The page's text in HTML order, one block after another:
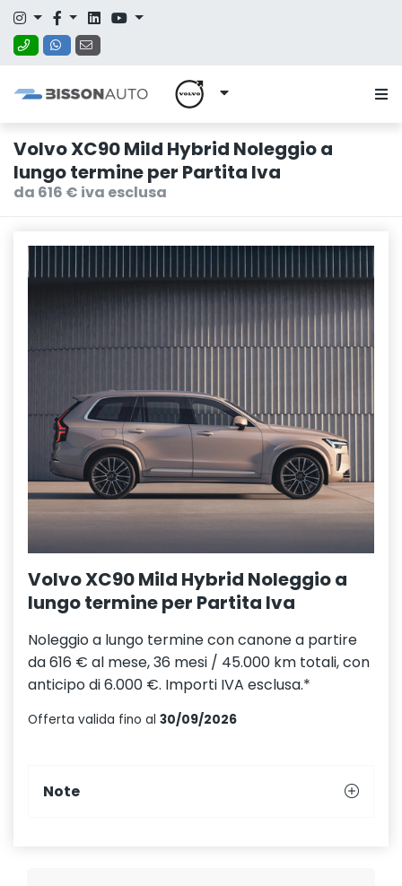
Volvo XC90 Mild Hybrid Noleggio a
lungo termine per Partita Iva
da 616 € iva esclusa
Volvo XC90 Mild Hybrid Noleggio a
lungo termine per Partita Iva
Noleggio a lungo termine con canone a partire
da 616 € al mese, 36 mesi / 45.000 km totali, con
anticipo di 6.000 €. Importi IVA esclusa.*
Offerta valida fino al 30/09/2026
Note